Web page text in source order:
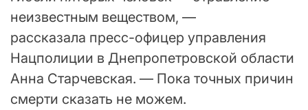
неизвестным веществом, —
рассказала пресс-офицер управления
Нацполиции в Днепропетровской области
Анна Старчевская. — Пока точных причин
смерти сказать не можем.